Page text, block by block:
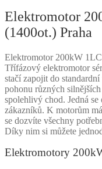
Elektromotor
(1400ot.) Praha
Elektromotor 200kW
Třífázový elektromotor
stačí zapojit do
pohonu různých
spolehlivý chod. Jedná
zákazníků. K motorům
se dozvíte všechny
Díky nim si můžete
Elektromotory